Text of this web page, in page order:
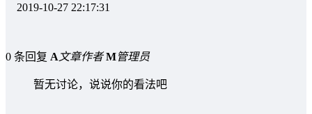
2019-10-27 22:17:31
0 条回复 A文章作者 M管理员
暂无讨论，说说你的看法吧